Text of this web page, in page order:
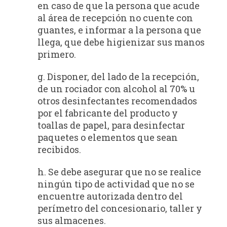
en caso de que la persona que acude
al área de recepción no cuente con
guantes, e informar a la persona que
llega, que debe higienizar sus manos
primero.
g. Disponer, del lado de la recepción,
de un rociador con alcohol al 70% u
otros desinfectantes recomendados
por el fabricante del producto y
toallas de papel, para desinfectar
paquetes o elementos que sean
recibidos.
h. Se debe asegurar que no se realice
ningún tipo de actividad que no se
encuentre autorizada dentro del
perímetro del concesionario, taller y
sus almacenes.